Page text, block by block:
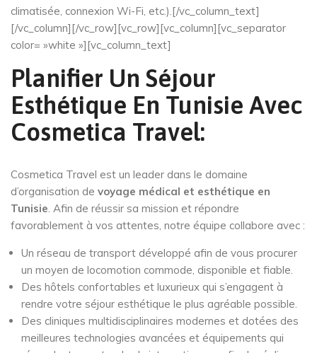
climatisée, connexion Wi-Fi, etc.).[/vc_column_text]
[/vc_column][/vc_row][vc_row][vc_column][vc_separator
color= »white »][vc_column_text]
Planifier Un Séjour
Esthétique En Tunisie Avec
Cosmetica Travel:
Cosmetica Travel est un leader dans le domaine
d’organisation de voyage médical et esthétique en
Tunisie. Afin de réussir sa mission et répondre
favorablement à vos attentes, notre équipe collabore avec :
Un réseau de transport développé afin de vous procurer
un moyen de locomotion commode, disponible et fiable.
Des hôtels confortables et luxurieux qui s’engagent à
rendre votre séjour esthétique le plus agréable possible.
Des cliniques multidisciplinaires modernes et dotées des
meilleures technologies avancées et équipements qui